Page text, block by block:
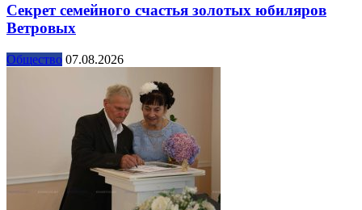
Секрет семейного счастья золотых юбиляров
Ветровых
Общество 07.08.2026